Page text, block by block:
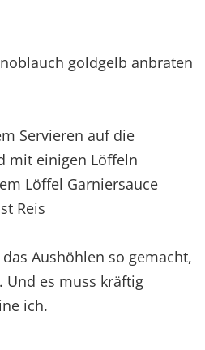
goldgelb anbraten
Servieren auf die
mit einigen Löffeln
Löffel Garniersauce
Reis
Aushöhlen so gemacht,
Und es muss kräftig
ich.